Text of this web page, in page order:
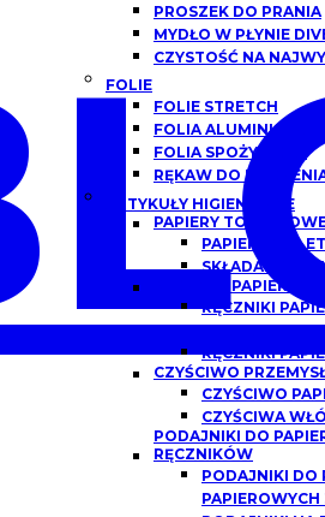
PROSZEK DO PRANIA
MYDŁO W PŁYNIE
CZYSTOŚĆ NA
FOLIE
FOLIE STRETCH
FOLIA ALUMINIOWA
FOLIA SPOŻYWCZA
RĘKAW DO
ARTYKUŁY HIGIENICZNE
PAPIERY
PAPIER
SKŁADANY
RĘCZNIKI PAPIEROWE
RĘCZNIKI
SKŁADANE
RĘCZNIKI
CZYŚCIWO
CZYŚCIWO
CZYŚCIWA
PODAJNIKI DO
RĘCZNIKÓW
PODAJNIKI DO